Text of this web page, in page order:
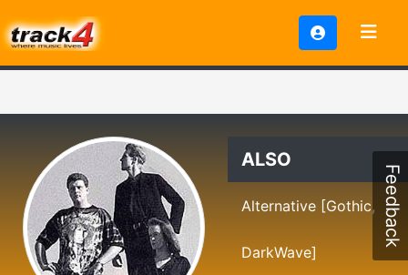
ALSO
Alternative [Gothic,
DarkWave]
Feedback